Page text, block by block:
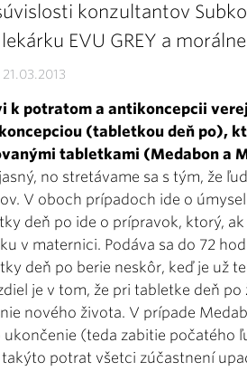
konzultantov
EVU GREY a
21.03.2013
k potratom a anti­koncepcii
(tabletkou deň po),
tabletkami (Medabon a
no stretávame sa s tým, že
V oboch prípadoch ide o
deň po ide o prípravok, ktorý,
v maternici. Podáva sa do 72
deň po berie neskôr, keď je už
je v tom, že pri tabletke deň
nového života. V prípade
ukončenie (teda zabitie počatého
takýto potrat všetci zúčastnení